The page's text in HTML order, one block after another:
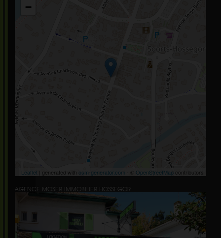
−
Leaflet | generated with osm-generator.com OpenStreetMap contributors
AGENCE MOSER IMMOBILIER HOSSEGOR